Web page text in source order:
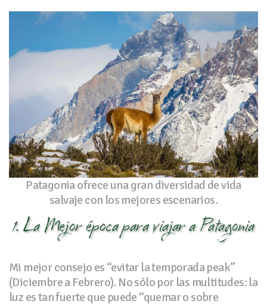
Patagonia ofrece una gran diversidad de vida
salvaje con los mejores escenarios.
1. La Mejor época para viajar a Patagonia
Mi mejor consejo es “evitar la temporada peak”
(Diciembre a Febrero). No sólo por las multitudes: la
luz es tan fuerte que puede “quemar o sobre